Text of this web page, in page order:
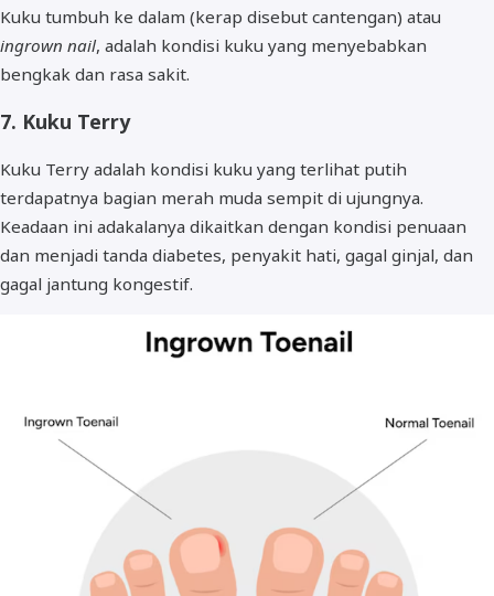
Kuku tumbuh ke dalam (kerap disebut cantengan) atau
ingrown nail, adalah kondisi kuku yang menyebabkan
bengkak dan rasa sakit.
7. Kuku Terry
Kuku Terry adalah kondisi kuku yang terlihat putih
terdapatnya bagian merah muda sempit di ujungnya.
Keadaan ini adakalanya dikaitkan dengan kondisi penuaan
dan menjadi tanda diabetes, penyakit hati, gagal ginjal, dan
gagal jantung kongestif.